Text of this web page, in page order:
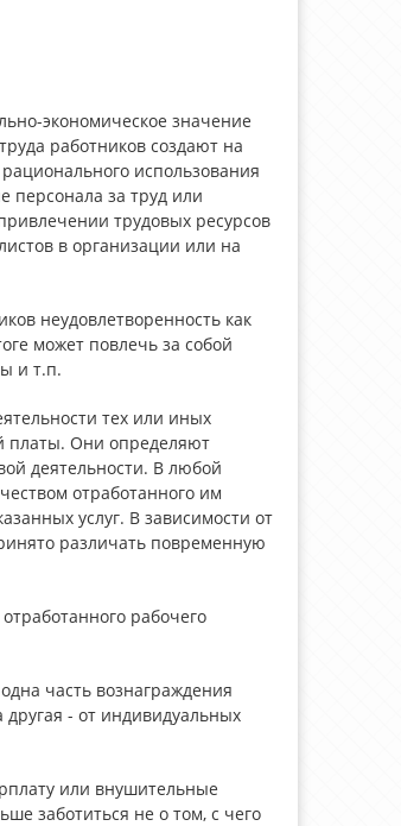
экономическое значение
работников создают на
использования
персонала за труд или
трудовых ресурсов
в организации или на
неудовлетворенность как
может повлечь за собой
и т.п.
тех или иных
платы. Они определяют
деятельности. В любой
отработанного им
услуг. В зависимости от
различать повременную
рабочего
часть вознаграждения
другая - от индивидуальных
или внушительные
заботиться не о том, с чего